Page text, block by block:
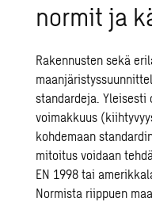
normit ja
Rakennusten sekä
standardeja.
voimakkuus
kohdemaan
mitoitus voidaan
EN 1998 tai
Normista riippuen